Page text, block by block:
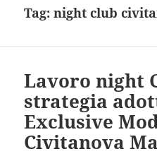
Tag:night club
Lavoro night
strategia
Exclusive
Civitanova